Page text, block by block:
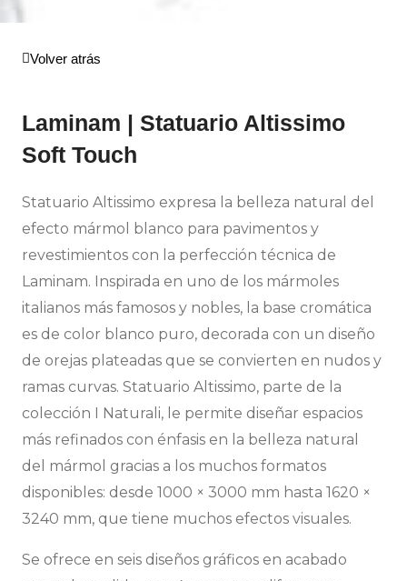
Volver atrás
Laminam | Statuario Altissimo
Soft Touch
Statuario Altissimo expresa la belleza natural del
efecto mármol blanco para pavimentos y
revestimientos con la perfección técnica de
Laminam. Inspirada en uno de los mármoles
italianos más famosos y nobles, la base cromática
es de color blanco puro, decorada con un diseño
de orejas plateadas que se convierten en nudos y
ramas curvas. Statuario Altissimo, parte de la
colección I Naturali, le permite diseñar espacios
más refinados con énfasis en la belleza natural
del mármol gracias a los muchos formatos
disponibles: desde 1000 × 3000 mm hasta 1620 ×
3240 mm, que tiene muchos efectos visuales.
Se ofrece en seis diseños gráficos en acabado